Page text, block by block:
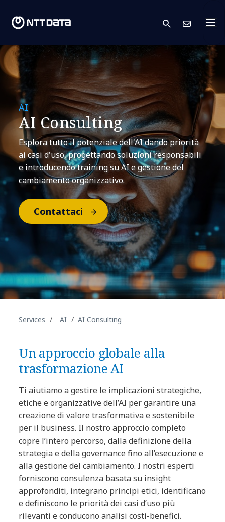
search
AI
AI Consulting
Esplora tutto il potenziale dell'AI dando priorità
ai casi d'uso, progettando soluzioni responsabili
e introducendo training su AI e gestione del
cambiamento organizzativo.
Contattaci
Services AI AI Consulting
Un approccio globale alla
trasformazione AI
Ti aiutiamo a gestire le implicazioni strategiche,
etiche e organizzative dell’AI per garantire una
creazione di valore trasformativa e sostenibile
per il business. Il nostro approccio completo
copre l’intero percorso, dalla definizione della
strategia e della governance fino all’esecuzione e
alla gestione del cambiamento. I nostri esperti
forniscono consulenza basata su insight
approfonditi, integrano principi etici, identificano
e definiscono le priorità dei casi d’uso più
rilevanti e conducono analisi costi-benefici.